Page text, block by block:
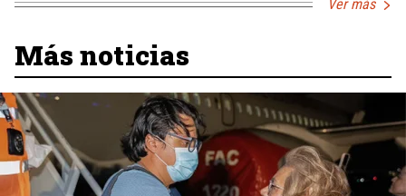
Ver más
Más noticias